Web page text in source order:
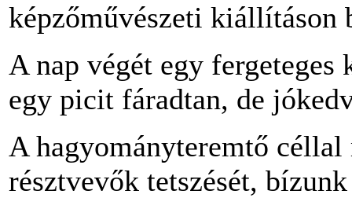
képzőművészeti kiállításon
A nap végét egy
egy picit fáradtan, de
A hagyományteremtő
résztvevők tetszését,